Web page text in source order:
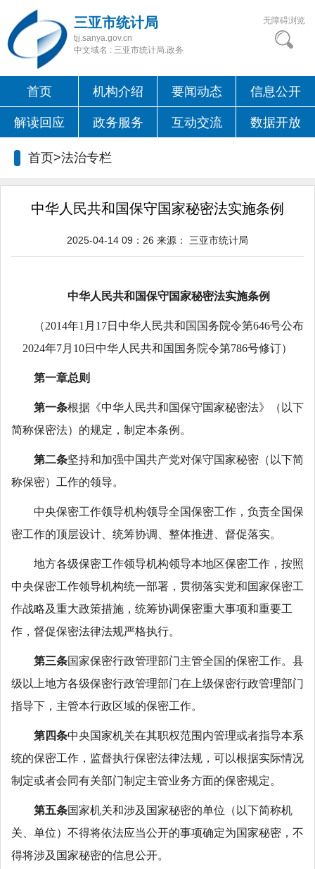
三亚市统计局
tjj.sanya.gov.cn
中文域名 : 三亚市统计局.政务
无障碍浏览
首页 机构介绍 要闻动态 信息公开
解读回应 政务服务 互动交流 数据开放
首页>法治专栏
中华人民共和国保守国家秘密法实施条例
2025-04-14 09：26 来源： 三亚市统计局
中华人民共和国保守国家秘密法实施条例
（2014年1月17日中华人民共和国国务院令第646号公布
2024年7月10日中华人民共和国国务院令第786号修订）
第一章总则
第一条根据《中华人民共和国保守国家秘密法》（以下
简称保密法）的规定，制定本条例。
第二条坚持和加强中国共产党对保守国家秘密（以下简
称保密）工作的领导。
中央保密工作领导机构领导全国保密工作，负责全国保
密工作的顶层设计、统筹协调、整体推进、督促落实。
地方各级保密工作领导机构领导本地区保密工作，按照
中央保密工作领导机构统一部署，贯彻落实党和国家保密工
作战略及重大政策措施，统筹协调保密重大事项和重要工
作，督促保密法律法规严格执行。
第三条国家保密行政管理部门主管全国的保密工作。县
级以上地方各级保密行政管理部门在上级保密行政管理部门
指导下，主管本行政区域的保密工作。
第四条中央国家机关在其职权范围内管理或者指导本系
统的保密工作，监督执行保密法律法规，可以根据实际情况
制定或者会同有关部门制定主管业务方面的保密规定。
第五条国家机关和涉及国家秘密的单位（以下简称机
关、单位）不得将依法应当公开的事项确定为国家秘密，不
得将涉及国家秘密的信息公开。